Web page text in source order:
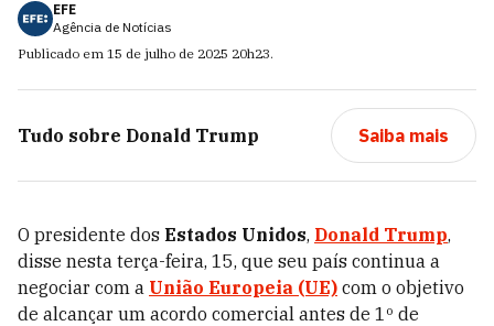
EFE
Agência de Notícias
Publicado em 15 de julho de 2025 20h23.
Tudo sobre Donald Trump Saiba mais
O presidente dos Estados Unidos, Donald Trump,
disse nesta terça-feira, 15, que seu país continua a
negociar com a União Europeia (UE) com o objetivo
de alcançar um acordo comercial antes de 1º de